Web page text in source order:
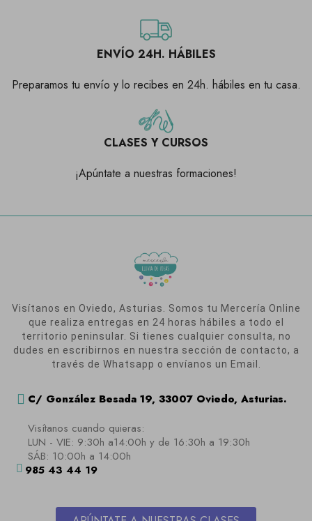
ENVÍO 24H. HÁBILES
Preparamos tu envío y lo recibes en 24h. hábiles en tu casa.
CLASES Y CURSOS
¡Apúntate a nuestras formaciones!
Visítanos en Oviedo, Asturias. Somos tu Mercería Online
que realiza entregas en 24 horas hábiles a todo el
territorio peninsular. Si tienes cualquier consulta, no
dudes en escribirnos en nuestra sección de contacto, a
través de Whatsapp o envíanos un Email.
C/ González Besada 19, 33007 Oviedo, Asturias.
Visítanos cuando quieras:
LUN - VIE: 9:30h a14:00h y de 16:30h a 19:30h
SÁB: 10:00h a 14:00h
985 43 44 19